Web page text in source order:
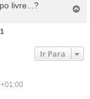
livre...?
1
Ir Para